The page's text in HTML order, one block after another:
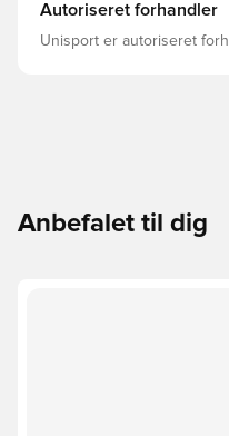
Autoriseret forhandler
Unisport er autoriseret
Anbefalet til dig